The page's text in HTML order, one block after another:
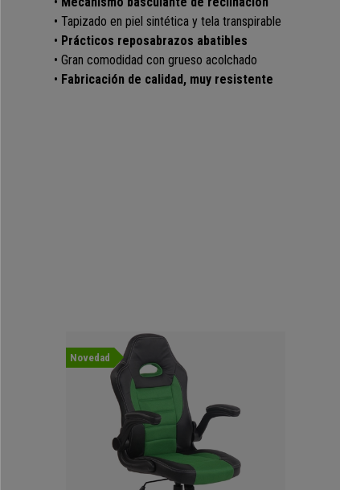
• Tapizado en piel sintética y tela transpirable
• Prácticos reposabrazos abatibles
• Gran comodidad con grueso acolchado
• Fabricación de calidad, muy resistente
Novedad